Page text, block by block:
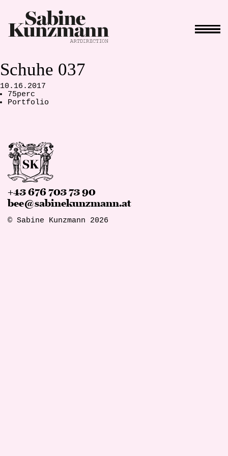
Schuhe 037
10.16.2017
75perc
Portfolio
+43 676 703 73 90
bee@sabinekunzmann.at
© Sabine Kunzmann 2026